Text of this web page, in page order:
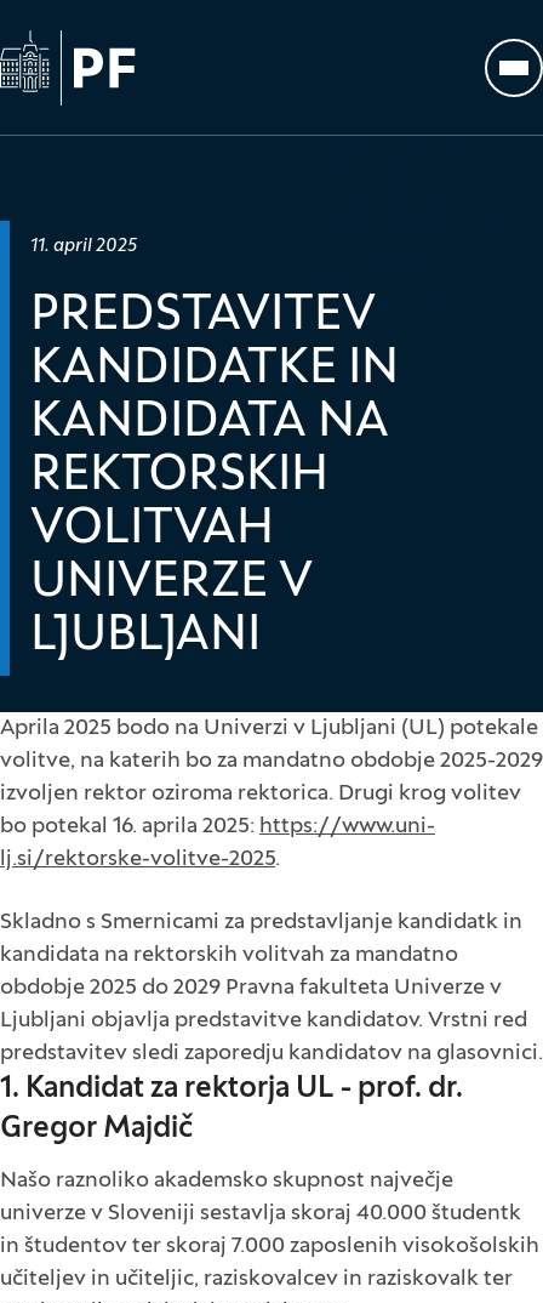
Na začetno stran
Datum objave:
11. april 2025
PREDSTAVITEV
KANDIDATKE IN
KANDIDATA NA
REKTORSKIH
VOLITVAH
UNIVERZE V
LJUBLJANI
Aprila 2025 bodo na Univerzi v Ljubljani (UL) potekale
volitve, na katerih bo za mandatno obdobje 2025-2029
izvoljen rektor oziroma rektorica. Drugi krog volitev
bo potekal 16. aprila 2025: https://www.uni-
lj.si/rektorske-volitve-2025.
Skladno s Smernicami za predstavljanje kandidatk in
kandidata na rektorskih volitvah za mandatno
obdobje 2025 do 2029 Pravna fakulteta Univerze v
Ljubljani objavlja predstavitve kandidatov. Vrstni red
predstavitev sledi zaporedju kandidatov na glasovnici.
1. Kandidat za rektorja UL - prof. dr.
Gregor Majdič
Našo raznoliko akademsko skupnost največje
univerze v Sloveniji sestavlja skoraj 40.000 študentk
in študentov ter skoraj 7.000 zaposlenih visokošolskih
učiteljev in učiteljic, raziskovalcev in raziskovalk ter